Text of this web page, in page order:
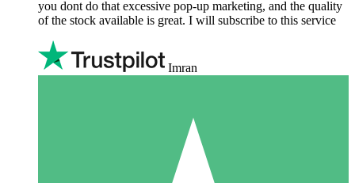
you dont do that excessive pop-up marketing, and the quality
of the stock available is great. I will subscribe to this service
Imran